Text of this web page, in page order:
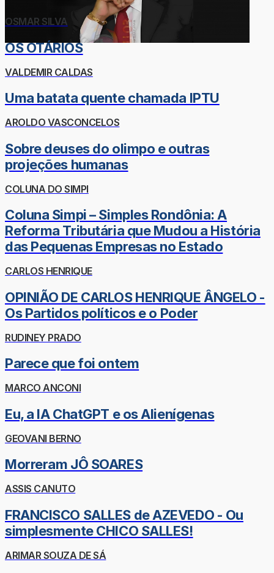
OSMAR SILVA
OS OTÁRIOS
VALDEMIR CALDAS
Uma batata quente chamada IPTU
AROLDO VASCONCELOS
Sobre deuses do olimpo e outras
projeções humanas
COLUNA DO SIMPI
Coluna Simpi – Simples Rondônia: A
Reforma Tributária que Mudou a História
das Pequenas Empresas no Estado
CARLOS HENRIQUE
OPINIÃO DE CARLOS HENRIQUE ÂNGELO -
Os Partidos políticos e o Poder
RUDINEY PRADO
Parece que foi ontem
MARCO ANCONI
Eu, a IA ChatGPT e os Alienígenas
GEOVANI BERNO
Morreram JÔ SOARES
ASSIS CANUTO
FRANCISCO SALLES de AZEVEDO - Ou
simplesmente CHICO SALLES!
ARIMAR SOUZA DE SÁ